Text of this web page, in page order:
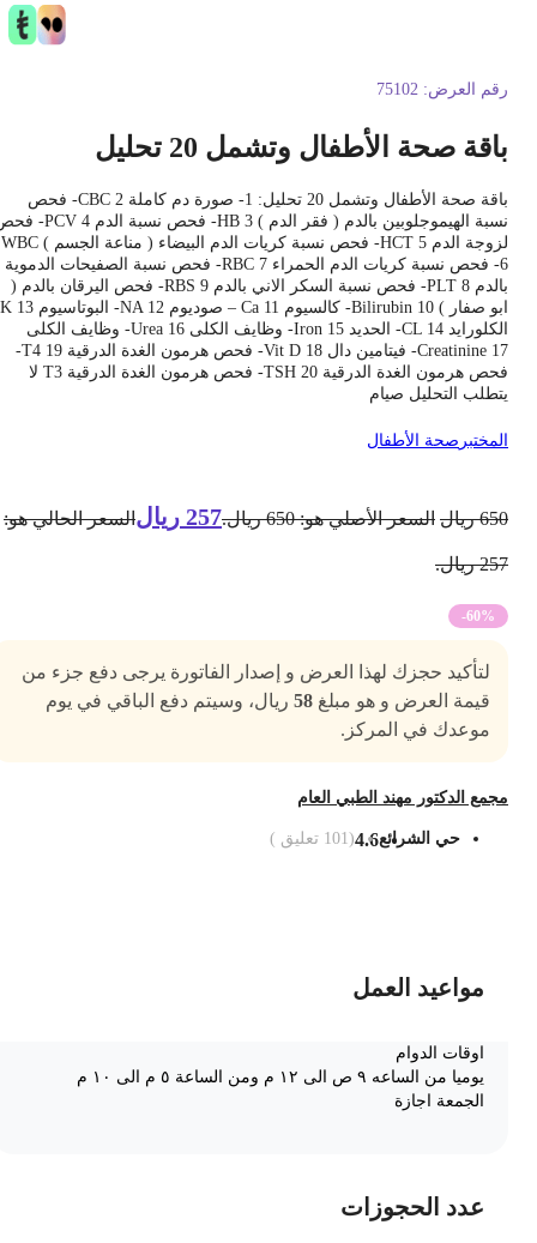
العرض: 75102
صحة الأطفال وتشمل 20 تحليل
باقة صحة الأطفال وتشمل 20 تحليل: 1- صورة دم كاملة CBC 2- فحص
نسبة الهيموجلوبين بالدم ( فقر الدم ) HB 3- فحص نسبة الدم PCV 4- فحص
لزوجة الدم HCT 5- فحص نسبة كريات الدم البيضاء ( مناعة الجسم ) WBC
6- فحص نسبة كريات الدم الحمراء RBC 7- فحص نسبة الصفيحات الدموية
بالدم PLT 8- فحص نسبة السكر الاني بالدم RBS 9- فحص اليرقان بالدم (
ابو صفار ) Bilirubin 10- كالسيوم Ca 11 – صوديوم NA 12- البوتاسيوم K 13-
الكلورايد CL 14- الحديد Iron 15- وظايف الكلى Urea 16- وظايف الكلى
Creatinine 17- فيتامين دال Vit D 18- فحص هرمون الغدة الدرقية T4 19-
فحص هرمون الغدة الدرقية TSH 20- فحص هرمون الغدة الدرقية T3 لا
التحليل صيام
صحة الأطفال
ريال السعر الأصلي هو: 650 ريال. 257 ريال السعر الحالي هو:
-60%
لتأكيد حجزك لهذا العرض و إصدار الفاتورة يرجى دفع جزء من
قيمة العرض و هو مبلغ58ريال، وسيتم دفع الباقي في يوم
موعدك في المركز.
الدكتور مهند الطبي العام
حي الشرائع4.6
(
101تعليق )
مواعيد العمل
اوقات الدوام
يوميا من الساعه ٩ ص الى ١٢ م ومن الساعة ٥ م الى ١٠ م
الجمعة اجازة
عدد الحجوزات